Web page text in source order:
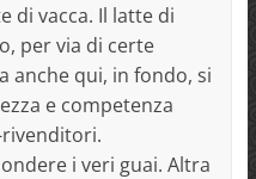
di vacca. Il latte di
per via di certe
anche qui, in fondo, si
e competenza
i veri guai. Altra